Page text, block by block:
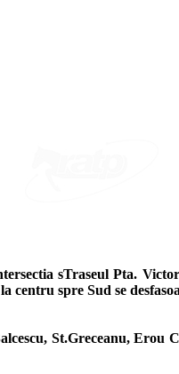
sTraseul Pta.
spre Sud se
St.Greceanu, Erou